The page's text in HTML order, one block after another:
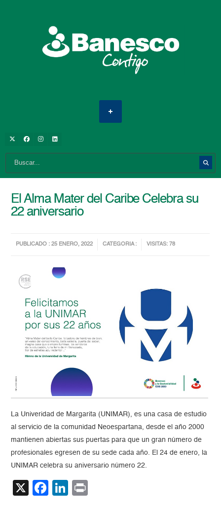
El Alma Mater del Caribe Celebra su
22 aniversario
PUBLICADO : 25 ENERO, 2022 CATEGORIA : VISITAS: 78
La Univeridad de Margarita (UNIMAR), es una casa de estudio
al servicio de la comunidad Neoespartana, desde el año 2000
mantienen abiertas sus puertas para que un gran número de
profesionales egresen de su sede cada año. El 24 de enero, la
UNIMAR celebra su aniversario número 22.
X Facebook
LinkedIn